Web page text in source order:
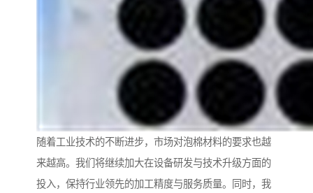
随着工业技术的不断进步，市场对泡棉材料的要求也越
来越高。我们将继续加大在设备研发与技术升级方面的
投入，保持行业领先的加工精度与服务质量。同时，我